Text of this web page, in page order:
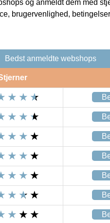
og anmeldt dem med
brugervenlighed,
Bedst anmeldte webshops